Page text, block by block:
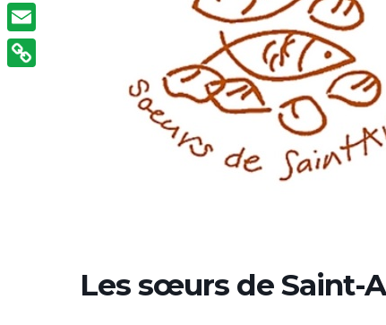
Les sœurs de Saint-
Facebook
Email